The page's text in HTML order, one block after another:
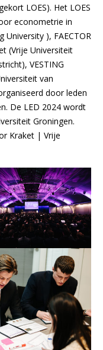
LOES). Het LOES
econometrie in
), FAECTOR
(Vrije Universiteit
VESTING
van
door leden
De LED 2024 wordt
Groningen.
Kraket | Vrije